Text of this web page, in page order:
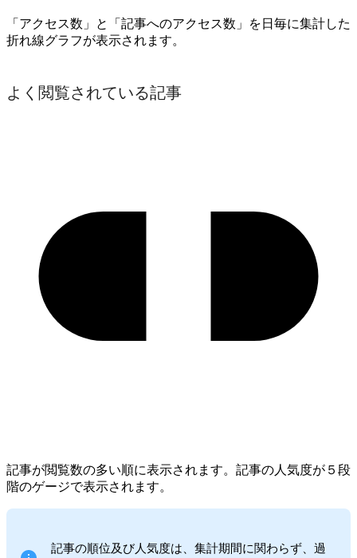
「アクセス数」と「記事へのアクセス数」を日毎に集計した
折れ線グラフが表示されます。
よく閲覧されている記事
記事が閲覧数の多い順に表示されます。記事の人気度が５段
階のゲージで表示されます。
記事の順位及び人気度は、集計期間に関わらず、過